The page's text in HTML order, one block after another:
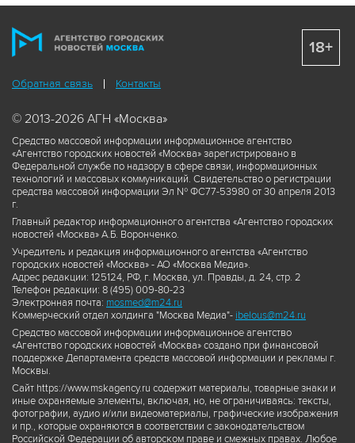
Обратная связь Контакты
© 2013-2026 АГН «Москва»
Средство массовой информации информационное агентство
«Агентство городских новостей «Москва» зарегистрировано в
Федеральной службе по надзору в сфере связи, информационных
технологий и массовых коммуникаций. Свидетельство о регистрации
средства массовой информации Эл № ФС77-53980 от 30 апреля 2013
г.
Главный редактор информационного агентства «Агентство городских
новостей «Москва» А.Б. Воронченко.
Учредитель и редакция информационного агентства «Агентство
городских новостей «Москва» - АО «Москва Медиа».
Адрес редакции: 125124, РФ, г. Москва, ул. Правды, д. 24, стр. 2
Телефон редакции: 8 (495) 009-80-23
Электронная почта: mosmed@m24.ru
Коммерческий отдел холдинга "Москва Медиа"- ibelous@m24.ru
Средство массовой информации информационное агентство
«Агентство городских новостей «Москва» создано при финансовой
поддержке Департамента средств массовой информации и рекламы г.
Москвы.
Сайт https://www.mskagency.ru содержит материалы, товарные знаки и
иные охраняемые элементы, включая, но, не ограничиваясь: тексты,
фотографии, аудио и/или видеоматериалы, графические изображения
и пр., которые охраняются в соответствии с законодательством
Российской Федерации об авторском праве и смежных правах. Любое
18+